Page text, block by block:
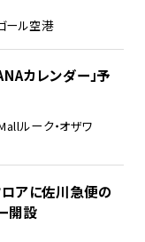
ール空港
カレンダー」予
ルーク・オザワ
アに佐川急便の
開設